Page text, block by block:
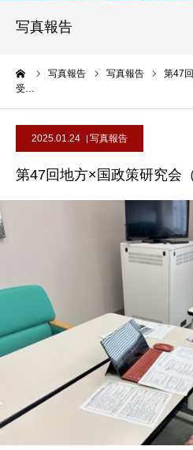
写真報告
写真報告 写真報告
第47
受…
2025.01.24 写真報告
第47回地方×国政策研究会